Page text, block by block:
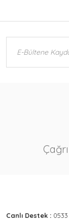
Canlı Destek : 0533